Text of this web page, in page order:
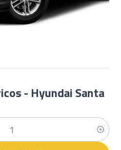
- Hyundai Santa